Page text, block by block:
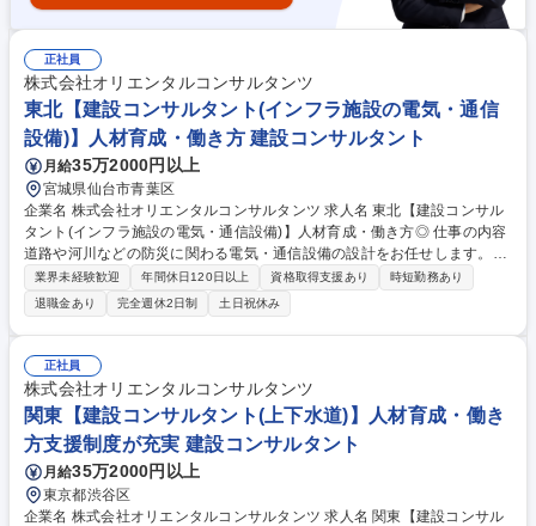
正社員
株式会社オリエンタルコンサルタンツ
東北【建設コンサルタント(インフラ施設の電気・通信
設備)】人材育成・働き方 建設コンサルタント
月給35万2000円以上
宮城県仙台市青葉区
企業名 株式会社オリエンタルコンサルタンツ 求人名 東北【建設コンサル
タント(インフラ施設の電気・通信設備)】人材育成・働き方◎ 仕事の内容
道路や河川などの防災に関わる電気・通信設備の設計をお任せします。コ
ンサルタントとして、発注者に近い立場でインフラ整備に携わることがで
き、ご経験やスキルが社会貢献に直結するお仕事です。 道路や河川には、
監視カメラや気象観測設備等、様々な設備が設置されています。インフラ
におけるこれらの設備は15年～20年周期で更新・改修の必要があり、都
度最新の機材を用いた改善がなされています。インフラ通信設備の設計は
ビジネスモデルとして安定受注が見込めるだけでなく、常に最新技術を活
かした設計を行うため、技術を磨き続けることができ、かつ社会貢献性の
非常に大きい仕事です。 募集職種 東北【建設コンサルタント(インフラ施
設の電気・通信設備)】人材育成・働き方◎
業界未経験歓迎 年間休日120日以上 資格取得支援あり
時短勤務あり
退職金あり
完全週休2日制 土日祝休み
正社員
株式会社オリエンタルコンサルタンツ
関東【建設コンサルタント(上下水道)】人材育成・働き
方支援制度が充実 建設コンサルタント
月給35万2000円以上
東京都渋谷区
企業名 株式会社オリエンタルコンサルタンツ 求人名 関東【建設コンサル